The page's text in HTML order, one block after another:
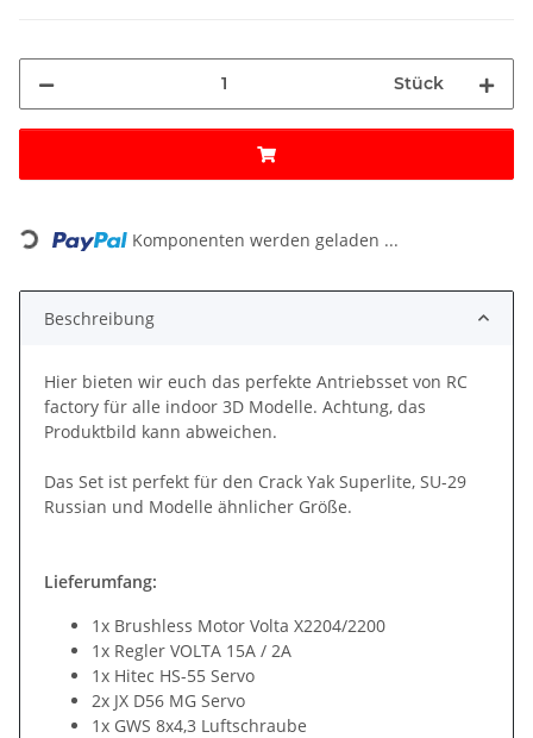
Stück
Loading... Komponenten werden geladen ...
Beschreibung
Hier bieten wir euch das perfekte Antriebsset von RC
factory für alle indoor 3D Modelle. Achtung, das
Produktbild kann abweichen.
Das Set ist perfekt für den Crack Yak Superlite, SU-29
Russian und Modelle ähnlicher Größe.
Lieferumfang:
1x Brushless Motor Volta X2204/2200
1x Regler VOLTA 15A / 2A
1x Hitec HS-55 Servo
2x JX D56 MG Servo
1x GWS 8x4,3 Luftschraube